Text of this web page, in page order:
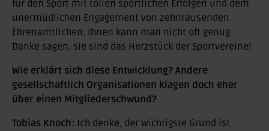
für den Sport mit tollen sportlichen Erfolgen und dem
unermüdlichen Engagement von zehntausenden
Ehrenamtlichen. Ihnen kann man nicht oft genug
Danke sagen, sie sind das Herzstück der Sportvereine!
Wie erklärt sich diese Entwicklung? Andere
gesellschaftlich Organisationen klagen doch eher
über einen Mitgliederschwund?
Tobias Knoch: Ich denke, der wichtigste Grund ist